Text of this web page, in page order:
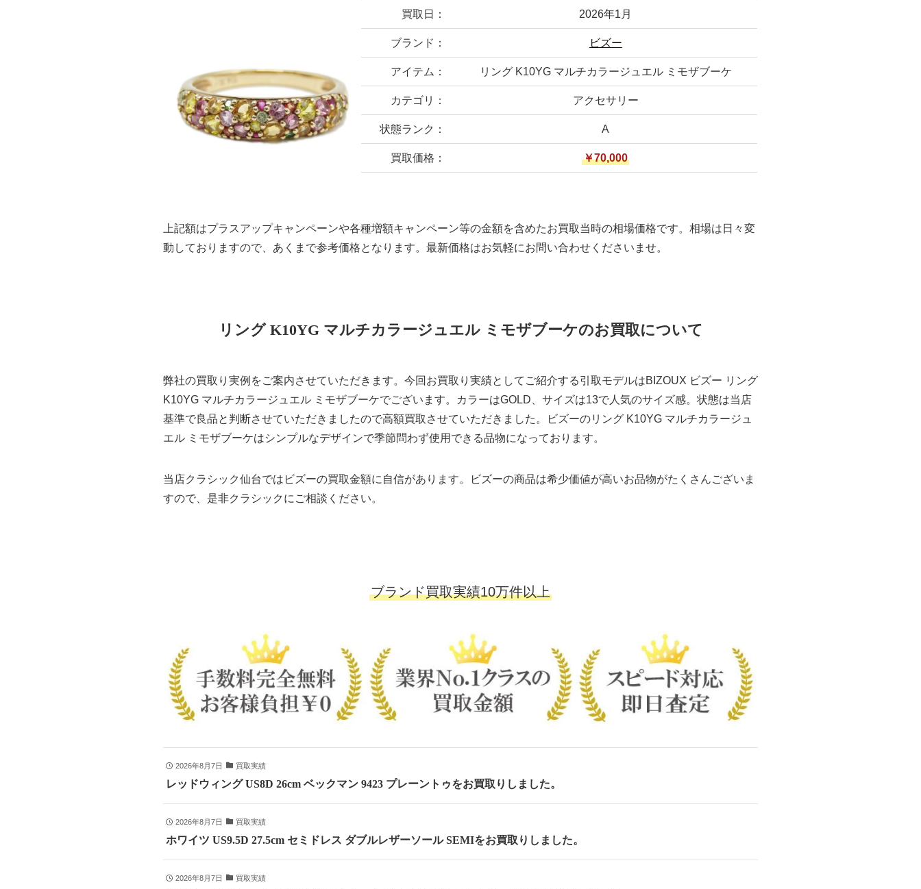
買取日： 2026年1月
ブランド： ビズー
アイテム： リング K10YG マルチカラージュエル ミモザブーケ
カテゴリ： アクセサリー
状態ランク： A
買取価格： ￥70,000
上記額はプラスアップキャンペーンや各種増額キャンペーン等の金額を含めたお買取当時の相場価格です。相場は日々変
動しておりますので、あくまで参考価格となります。最新価格はお気軽にお問い合わせくださいませ。
リング K10YG マルチカラージュエル ミモザブーケのお買取について
弊社の買取り実例をご案内させていただきます。今回お買取り実績としてご紹介する引取モデルはBIZOUX ビズー リング
K10YG マルチカラージュエル ミモザブーケでございます。カラーはGOLD、サイズは13で人気のサイズ感。状態は当店
基準で良品と判断させていただきましたので高額買取させていただきました。ビズーのリング K10YG マルチカラージュ
エル ミモザブーケはシンプルなデザインで季節問わず使用できる品物になっております。
当店クラシック仙台ではビズーの買取金額に自信があります。ビズーの商品は希少価値が高いお品物がたくさんございま
すので、是非クラシックにご相談ください。
ブランド買取実績10万件以上
2026年8月7日 買取実績
レッドウィング US8D 26cm ベックマン 9423 プレーントゥをお買取りしました。
2026年8月7日 買取実績
ホワイツ US9.5D 27.5cm セミドレス ダブルレザーソール SEMIをお買取りしました。
2026年8月7日 買取実績